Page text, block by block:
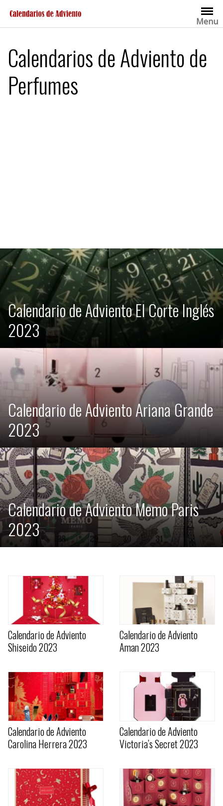
contenido
Menu
Calendarios de Adviento de
Perfumes
Calendario de Adviento El Corte Inglés
2023
Calendario de Adviento Ariana Grande
2023
Calendario de Adviento Memo Paris
2023
Calendario de Adviento
Shiseido 2023
Calendario de Adviento
Aman 2023
Calendario de Adviento
Carolina Herrera 2023
Calendario de Adviento
Victoria’s Secret 2023